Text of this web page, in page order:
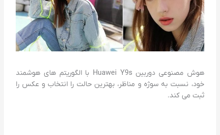
هوش مصنوعی دوربین Huawei Y9s با الگوریتم های هوشمند
خود، نسبت به سوژه و مناظر، بهترین حالت را انتخاب و عکس را
ثبت می کند.